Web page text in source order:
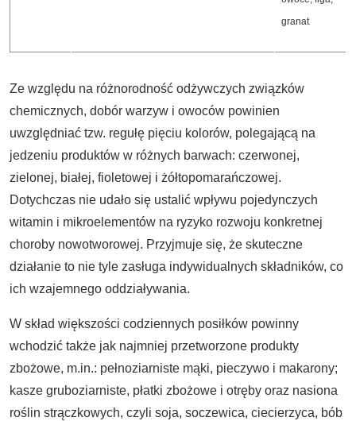
granat
Ze względu na różnorodność odżywczych związków
chemicznych, dobór warzyw i owoców powinien
uwzględniać tzw. regułę pięciu kolorów, polegającą na
jedzeniu produktów w różnych barwach: czerwonej,
zielonej, białej, fioletowej i żółtopomarańczowej.
Dotychczas nie udało się ustalić wpływu pojedynczych
witamin i mikroelementów na ryzyko rozwoju konkretnej
choroby nowotworowej. Przyjmuje się, że skuteczne
działanie to nie tyle zasługa indywidualnych składników, co
ich wzajemnego oddziaływania.
W skład większości codziennych posiłków powinny
wchodzić także jak najmniej przetworzone produkty
zbożowe, m.in.: pełnoziarniste mąki, pieczywo i makarony;
kasze gruboziarniste, płatki zbożowe i otręby oraz nasiona
roślin strączkowych, czyli soja, soczewica, ciecierzyca, bób